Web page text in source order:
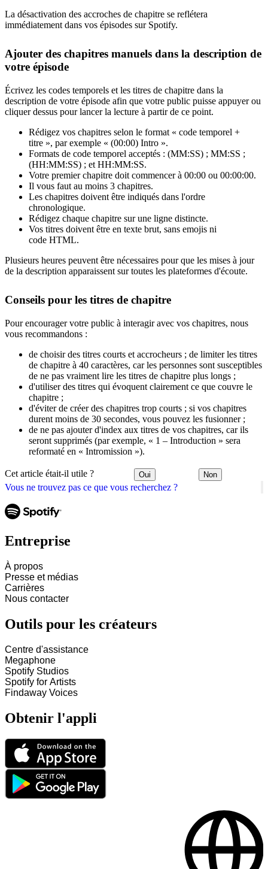
Vous ne trouvez pas ce que vous recherchez ?
La désactivation des accroches de chapitre se reflétera
immédiatement dans vos épisodes sur Spotify.
Ajouter des chapitres manuels dans la description de
votre épisode
Écrivez les codes temporels et les titres de chapitre dans la
description de votre épisode afin que votre public puisse appuyer ou
cliquer dessus pour lancer la lecture à partir de ce point.
Rédigez vos chapitres selon le format « code temporel +
titre », par exemple « (00:00) Intro ».
Formats de code temporel acceptés : (MM:SS) ; MM:SS ;
(HH:MM:SS) ; et HH:MM:SS.
Votre premier chapitre doit commencer à 00:00 ou 00:00:00.
Il vous faut au moins 3 chapitres.
Les chapitres doivent être indiqués dans l'ordre
chronologique.
Rédigez chaque chapitre sur une ligne distincte.
Vos titres doivent être en texte brut, sans emojis ni
code HTML.
Plusieurs heures peuvent être nécessaires pour que les mises à jour
de la description apparaissent sur toutes les plateformes d'écoute.
Conseils pour les titres de chapitre
Pour encourager votre public à interagir avec vos chapitres, nous
vous recommandons :
de choisir des titres courts et accrocheurs ; de limiter les titres
de chapitre à 40 caractères, car les personnes sont susceptibles
de ne pas vraiment lire les titres de chapitre plus longs ;
d'utiliser des titres qui évoquent clairement ce que couvre le
chapitre ;
d'éviter de créer des chapitres trop courts ; si vos chapitres
durent moins de 30 secondes, vous pouvez les fusionner ;
de ne pas ajouter d'index aux titres de vos chapitres, car ils
seront supprimés (par exemple, « 1 – Introduction » sera
reformaté en « Intromission »).
Cet article était-il utile ? Oui Non
Entreprise
À propos
Presse et médias
Carrières
Nous contacter
Outils pour les créateurs
Centre d'assistance
Megaphone
Spotify Studios
Spotify for Artists
Findaway Voices
Obtenir l'appli